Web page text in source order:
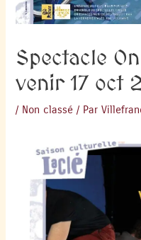
Spectacle
venir 17 oct
/ Non classé / Par